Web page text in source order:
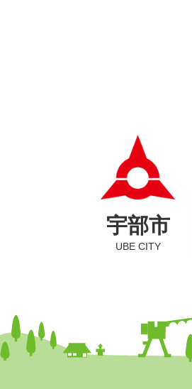
宇部市
UBE CITY